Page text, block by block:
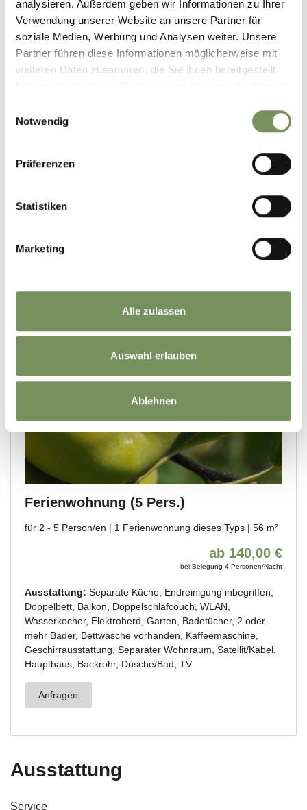
analysieren. Außerdem geben wir Informationen zu Ihrer
Verwendung unserer Website an unsere Partner für
soziale Medien, Werbung und Analysen weiter. Unsere
Partner führen diese Informationen möglicherweise mit
weiteren Daten zusammen, die Sie ihnen bereitgestellt
Notwendig
Präferenzen
Statistiken
Marketing
Alle zulassen
Auswahl erlauben
Ablehnen